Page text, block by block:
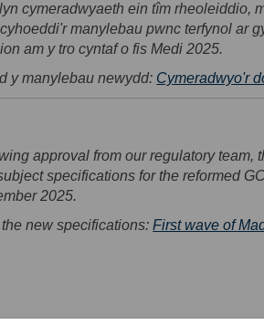
cymeradwyaeth ein tîm rheoleiddio,
manylebau pwnc terfynol ar
am y tro cyntaf o fis Medi 2025.
y manylebau newydd: Cymeradwyo'r
approval from our regulatory team,
specifications for the reformed
2025.
new specifications: First wave of